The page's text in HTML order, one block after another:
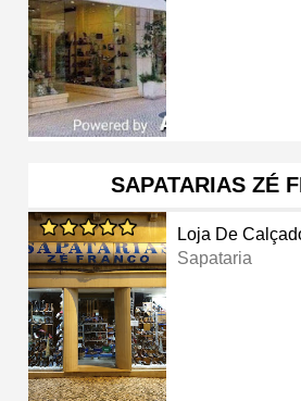
SAPATARIAS ZÉ
Loja De
Sapataria